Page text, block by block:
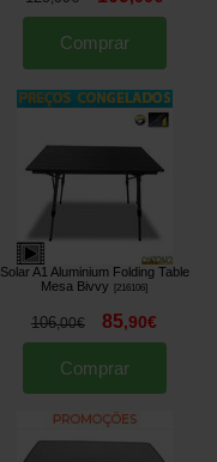
Comprar
Solar A1 Aluminium Folding Table
Mesa Bivvy [216106]
106,00€ 85,90€
Comprar